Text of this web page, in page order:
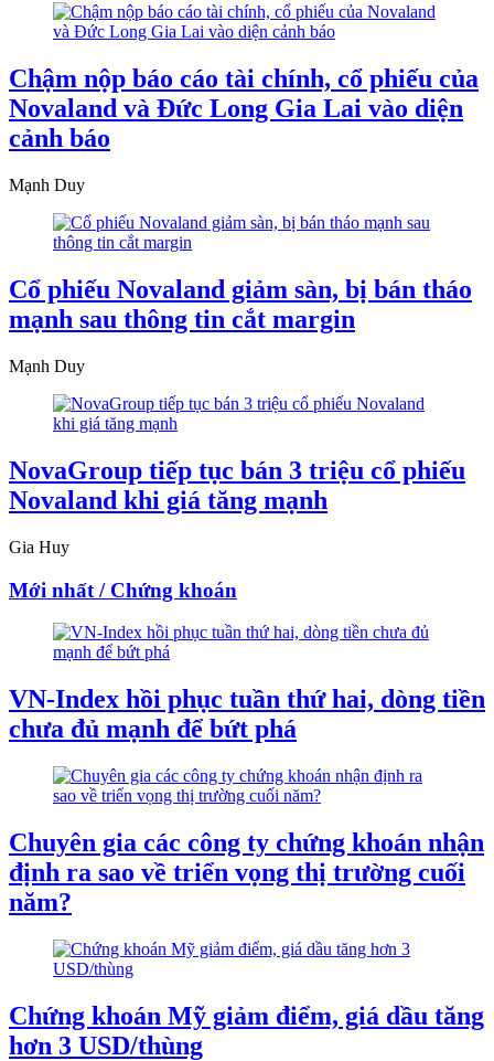
Chậm nộp báo cáo tài chính, cổ phiếu của
Novaland và Đức Long Gia Lai vào diện
cảnh báo
Mạnh Duy
Cổ phiếu Novaland giảm sàn, bị bán tháo
mạnh sau thông tin cắt margin
Mạnh Duy
NovaGroup tiếp tục bán 3 triệu cổ phiếu
Novaland khi giá tăng mạnh
Gia Huy
Mới nhất / Chứng khoán
VN-Index hồi phục tuần thứ hai, dòng tiền
chưa đủ mạnh để bứt phá
Chuyên gia các công ty chứng khoán nhận
định ra sao về triển vọng thị trường cuối
năm?
Chứng khoán Mỹ giảm điểm, giá dầu tăng
hơn 3 USD/thùng